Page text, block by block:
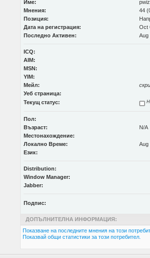
Име:
Мнения:
44
Позиция:
Дата на регистрация:
Oct
Последно Активен:
Aug
ICQ:
AIM:
MSN:
YIM:
Мейл:
Уеб страница:
Текущ статус:
Пол:
Възраст:
N/A
Местонахождение:
Локално Време:
Aug
Език:
Distribution:
Window Manager:
Jabber:
Подпис:
ДОПЪЛНИТЕЛНА ИНФОРМАЦИЯ:
Показване на последните мнения на този
Показвай общи статистики за този потребител.